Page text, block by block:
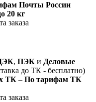
Почты России
20 кг
заказа
, ПЭК и Деловые
до ТК - бесплатно)
ТК – По тарифам ТК
заказа